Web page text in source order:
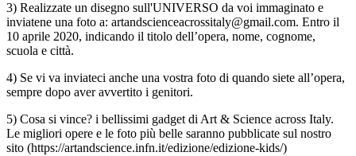
3) Realizzate un disegno sull'UNIVERSO da voi immaginato e
inviatene una foto a: artandscienceacrossitaly@gmail.com. Entro il
10 aprile 2020, indicando il titolo dell’opera, nome, cognome,
scuola e città.
4) Se vi va inviateci anche una vostra foto di quando siete all’opera,
sempre dopo aver avvertito i genitori.
5) Cosa si vince? i bellissimi gadget di Art & Science across Italy.
Le migliori opere e le foto più belle saranno pubblicate sul nostro
sito (https://artandscience.infn.it/edizione/edizione-kids/)